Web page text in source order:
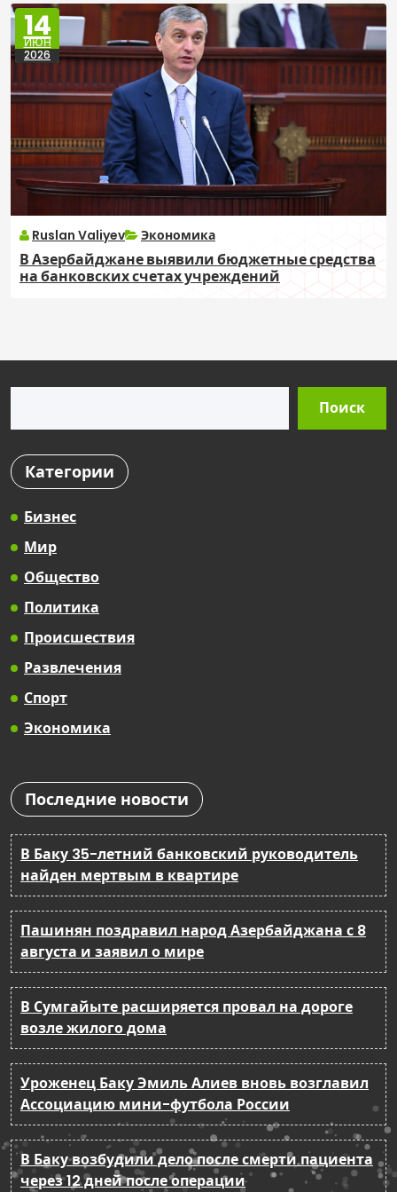
14
ИЮН
2026
Ruslan Valiyev Экономика
В Азербайджане выявили бюджетные средства
на банковских счетах учреждений
Поиск
Категории
Бизнес
Мир
Общество
Политика
Происшествия
Развлечения
Спорт
Экономика
Последние новости
В Баку 35-летний банковский руководитель
найден мертвым в квартире
Пашинян поздравил народ Азербайджана с 8
августа и заявил о мире
В Сумгайыте расширяется провал на дороге
возле жилого дома
Уроженец Баку Эмиль Алиев вновь возглавил
Ассоциацию мини-футбола России
В Баку возбудили дело после смерти пациента
через 12 дней после операции